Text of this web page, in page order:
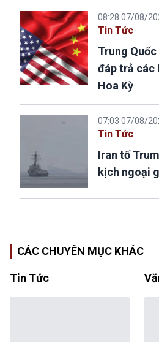
08:28 07/08/
Tin Tức
Trung
đáp trả các
Hoa Kỳ
07:03 07/08/
Tin Tức
Iran tố
kịch ngoại
CÁC CHUYÊN MỤC KHÁC
Tin Tức